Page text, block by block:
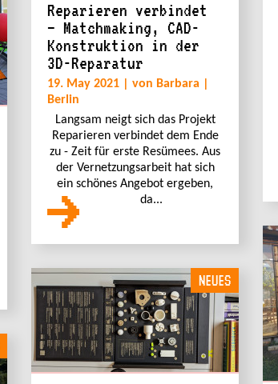
Reparieren verbindet
– Matchmaking, CAD-
Konstruktion in der
3D-Reparatur
19. May 2021 | von Barbara |
Berlin
Langsam neigt sich das Projekt
Reparieren verbindet dem Ende
zu - Zeit für erste Resümees. Aus
der Vernetzungsarbeit hat sich
ein schönes Angebot ergeben,
da...
NEUES